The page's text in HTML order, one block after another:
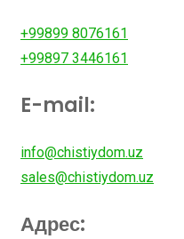
+99899 8076161
+99897 3446161
E-mail:
info@chistiydom.uz
sales@chistiydom.uz
Адрес: